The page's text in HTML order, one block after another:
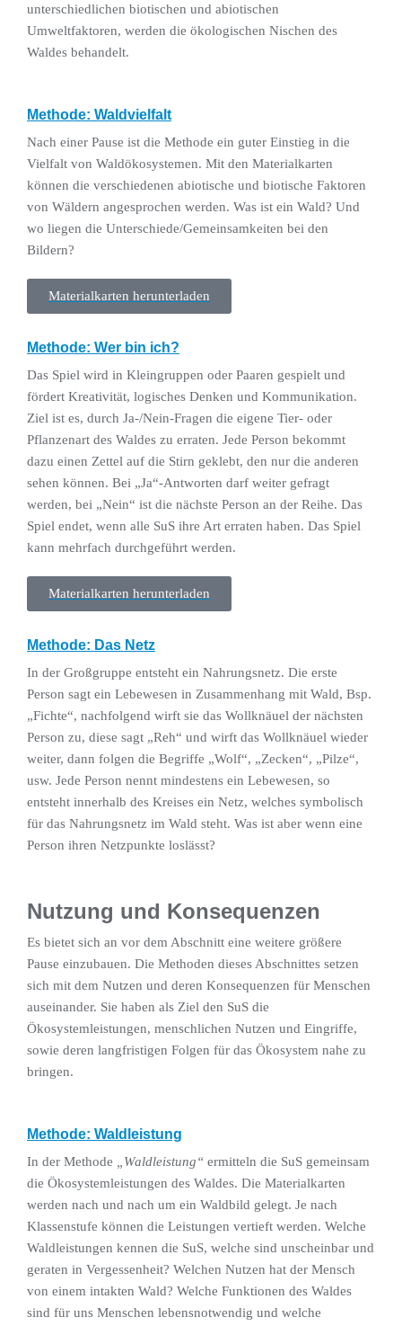
unterschiedlichen biotischen und abiotischen
Umweltfaktoren, werden die ökologischen Nischen des
Waldes behandelt.
Methode: Waldvielfalt
Nach einer Pause ist die Methode ein guter Einstieg in die
Vielfalt von Waldökosystemen. Mit den Materialkarten
können die verschiedenen abiotische und biotische Faktoren
von Wäldern angesprochen werden. Was ist ein Wald? Und
wo liegen die Unterschiede/Gemeinsamkeiten bei den
Bildern?
Materialkarten herunterladen
Methode: Wer bin ich?
Das Spiel wird in Kleingruppen oder Paaren gespielt und
fördert Kreativität, logisches Denken und Kommunikation.
Ziel ist es, durch Ja-/Nein-Fragen die eigene Tier- oder
Pflanzenart des Waldes zu erraten. Jede Person bekommt
dazu einen Zettel auf die Stirn geklebt, den nur die anderen
sehen können. Bei „Ja“-Antworten darf weiter gefragt
werden, bei „Nein“ ist die nächste Person an der Reihe. Das
Spiel endet, wenn alle SuS ihre Art erraten haben. Das Spiel
kann mehrfach durchgeführt werden.
Materialkarten herunterladen
Methode: Das Netz
In der Großgruppe entsteht ein Nahrungsnetz. Die erste
Person sagt ein Lebewesen in Zusammenhang mit Wald, Bsp.
„Fichte“, nachfolgend wirft sie das Wollknäuel der nächsten
Person zu, diese sagt „Reh“ und wirft das Wollknäuel wieder
weiter, dann folgen die Begriffe „Wolf“, „Zecken“, „Pilze“,
usw. Jede Person nennt mindestens ein Lebewesen, so
entsteht innerhalb des Kreises ein Netz, welches symbolisch
für das Nahrungsnetz im Wald steht. Was ist aber wenn eine
Person ihren Netzpunkte loslässt?
Nutzung und Konsequenzen
Es bietet sich an vor dem Abschnitt eine weitere größere
Pause einzubauen. Die Methoden dieses Abschnittes setzen
sich mit dem Nutzen und deren Konsequenzen für Menschen
auseinander. Sie haben als Ziel den SuS die
Ökosystemleistungen, menschlichen Nutzen und Eingriffe,
sowie deren langfristigen Folgen für das Ökosystem nahe zu
bringen.
Methode: Waldleistung
In der Methode „Waldleistung“ ermitteln die SuS gemeinsam
die Ökosystemleistungen des Waldes. Die Materialkarten
werden nach und nach um ein Waldbild gelegt. Je nach
Klassenstufe können die Leistungen vertieft werden. Welche
Waldleistungen kennen die SuS, welche sind unscheinbar und
geraten in Vergessenheit? Welchen Nutzen hat der Mensch
von einem intakten Wald? Welche Funktionen des Waldes
sind für uns Menschen lebensnotwendig und welche